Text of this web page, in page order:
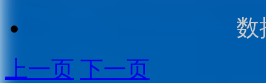
数
上一页 下一页